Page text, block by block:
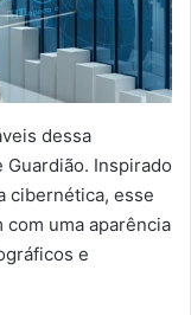
dessa
Inspirado
cibernética, esse
uma aparência
e